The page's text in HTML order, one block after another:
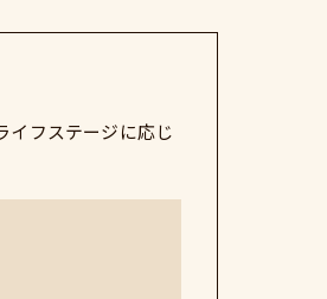
イフステージに応じ